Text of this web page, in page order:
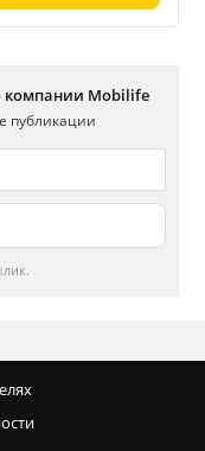
компании Mobilife
публикации